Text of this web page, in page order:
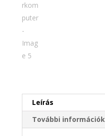
Leírás
További információk